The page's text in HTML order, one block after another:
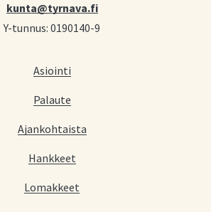
kunta@tyrnava.fi
Y-tunnus: 0190140-9
Asiointi
Palaute
Ajankohtaista
Hankkeet
Lomakkeet